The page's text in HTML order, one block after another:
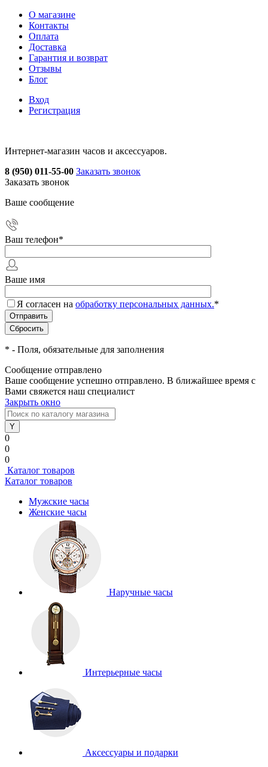
О магазине
Контакты
Оплата
Доставка
Гарантия и возврат
Отзывы
Блог
Вход
Регистрация
Интернет-магазин часов и аксессуаров.
8 (950) 011-55-00 Заказать звонок
Заказать звонок
Ваше сообщение
Ваш телефон*
Ваше имя
Я согласен на обработку персональных данных.*
* - Поля, обязательные для заполнения
Сообщение отправлено
Ваше сообщение успешно отправлено. В ближайшее время с
Вами свяжется наш специалист
Закрыть окно
0
0
0
Каталог товаров
Каталог товаров
Мужские часы
Женские часы
Наручные часы
Интерьерные часы
Аксессуары и подарки